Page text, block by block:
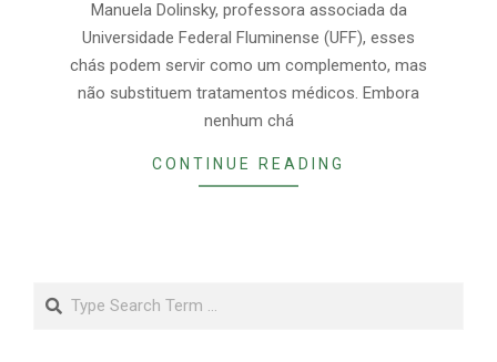
Manuela Dolinsky, professora associada da
Universidade Federal Fluminense (UFF), esses
chás podem servir como um complemento, mas
não substituem tratamentos médicos. Embora
nenhum chá
CONTINUE READING